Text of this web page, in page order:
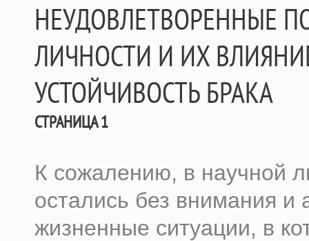
НЕУДОВЛЕТВОРЕННЫЕ
ЛИЧНОСТИ И ИХ
УСТОЙЧИВОСТЬ БРАКА
СТРАНИЦА 1
К сожалению, в научной
остались без внимания и
жизненные ситуации, в